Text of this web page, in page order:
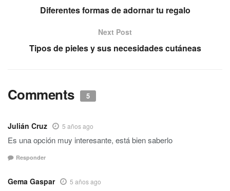
Diferentes formas de adornar tu regalo
Next Post
Tipos de pieles y sus necesidades cutáneas
Comments 5
Julián Cruz 5 años ago
Es una opción muy interesante, está bien saberlo
Responder
Gema Gaspar 5 años ago